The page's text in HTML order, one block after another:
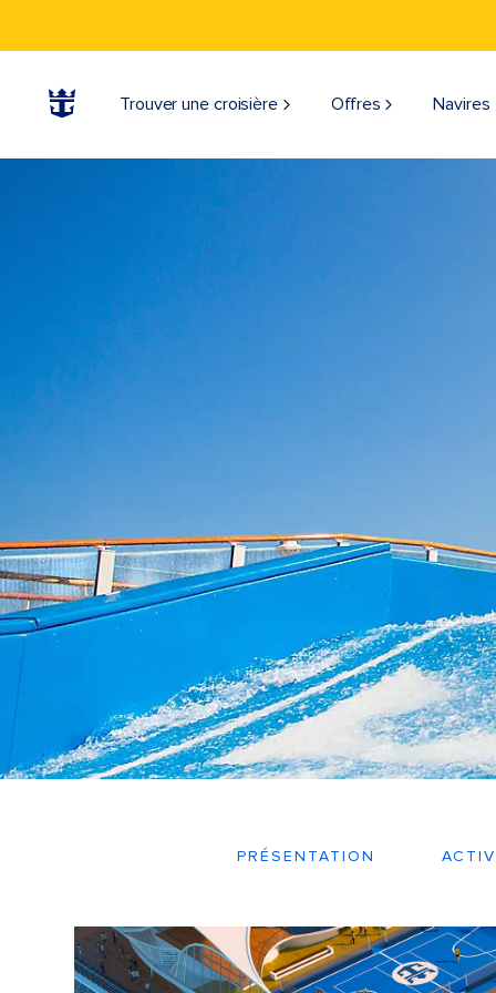
Trouver une croisière Offres Navires
PRÉSENTATION